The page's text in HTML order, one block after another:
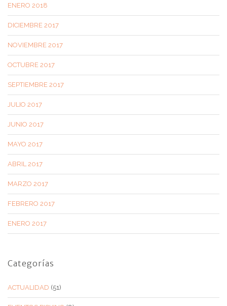
ENERO 2018
DICIEMBRE 2017
NOVIEMBRE 2017
OCTUBRE 2017
SEPTIEMBRE 2017
JULIO 2017
JUNIO 2017
MAYO 2017
ABRIL 2017
MARZO 2017
FEBRERO 2017
ENERO 2017
Categorías
ACTUALIDAD (51)